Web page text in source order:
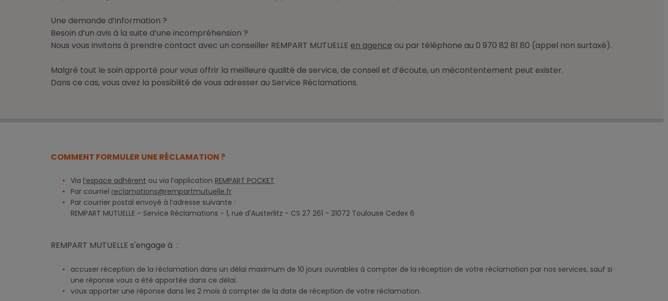
Une demande d’information ?
Besoin d’un avis à la suite d’une incompréhension ?
Nous vous invitons à prendre contact avec un conseiller REMPART MUTUELLE en agence ou par téléphone au 0 970 82 81 80 (appel non surtaxé).
Malgré tout le soin apporté pour vous offrir la meilleure qualité de service, de conseil et d’écoute, un mécontentement peut exister.
Dans ce cas, vous avez la possibilité de vous adresser au Service Réclamations.
COMMENT FORMULER UNE RÉCLAMATION ?
Via l’espace adhérent ou via l’application REMPART POCKET
Par courriel reclamations@rempartmutuelle.fr
Par courrier postal envoyé à l’adresse suivante :
REMPART MUTUELLE - Service Réclamations - 1, rue d'Austerlitz - CS 27 261 - 31072 Toulouse Cedex 6
REMPART MUTUELLE s'engage à :
accuser réception de la réclamation dans un délai maximum de 10 jours ouvrables à compter de la réception de votre réclamation par nos services, sauf si
une réponse vous a été apportée dans ce délai.
vous apporter une réponse dans les 2 mois à compter de la date de réception de votre réclamation.